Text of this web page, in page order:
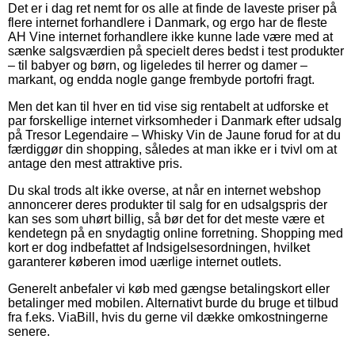
Det er i dag ret nemt for os alle at finde de laveste priser på
flere internet forhandlere i Danmark, og ergo har de fleste
AH Vine internet forhandlere ikke kunne lade være med at
sænke salgsværdien på specielt deres bedst i test produkter
– til babyer og børn, og ligeledes til herrer og damer –
markant, og endda nogle gange frembyde portofri fragt.
Men det kan til hver en tid vise sig rentabelt at udforske et
par forskellige internet virksomheder i Danmark efter udsalg
på Tresor Legendaire – Whisky Vin de Jaune forud for at du
færdiggør din shopping, således at man ikke er i tvivl om at
antage den mest attraktive pris.
Du skal trods alt ikke overse, at når en internet webshop
annoncerer deres produkter til salg for en udsalgspris der
kan ses som uhørt billig, så bør det for det meste være et
kendetegn på en snydagtig online forretning. Shopping med
kort er dog indbefattet af Indsigelsesordningen, hvilket
garanterer køberen imod uærlige internet outlets.
Generelt anbefaler vi køb med gængse betalingskort eller
betalinger med mobilen. Alternativt burde du bruge et tilbud
fra f.eks. ViaBill, hvis du gerne vil dække omkostningerne
senere.